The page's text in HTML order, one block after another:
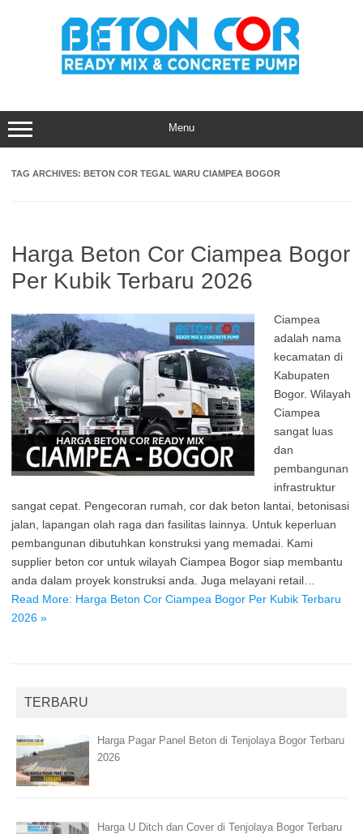
Menu
TAG ARCHIVES: BETON COR TEGAL WARU CIAMPEA BOGOR
Harga Beton Cor Ciampea Bogor
Per Kubik Terbaru 2026
Ciampea
adalah nama
kecamatan di
Kabupaten
Bogor. Wilayah
Ciampea
sangat luas
dan
pembangunan
infrastruktur
sangat cepat. Pengecoran rumah, cor dak beton lantai, betonisasi
jalan, lapangan olah raga dan fasilitas lainnya. Untuk keperluan
pembangunan dibutuhkan konstruksi yang memadai. Kami
supplier beton cor untuk wilayah Ciampea Bogor siap membantu
anda dalam proyek konstruksi anda. Juga melayani retail…
Read More: Harga Beton Cor Ciampea Bogor Per Kubik Terbaru
2026 »
TERBARU
Harga Pagar Panel Beton di Tenjolaya Bogor Terbaru
2026
Harga U Ditch dan Cover di Tenjolaya Bogor Terbaru